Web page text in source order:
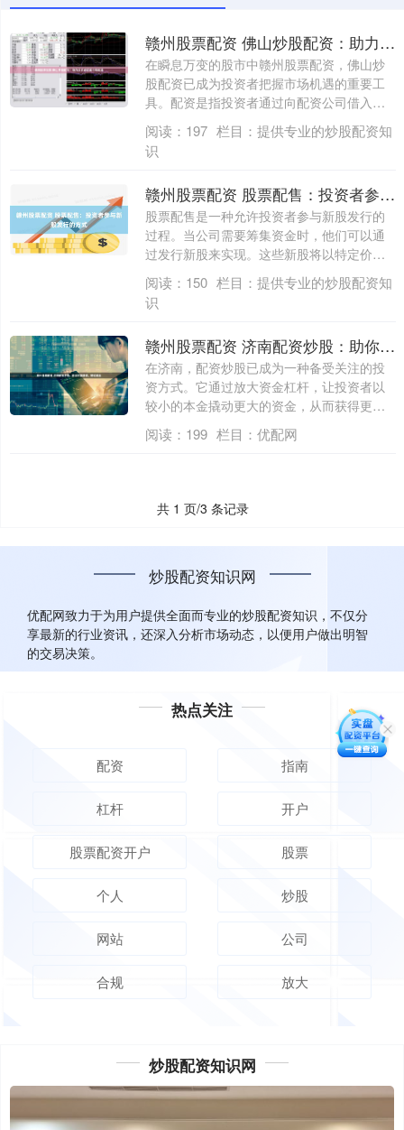
赣州股票配资 佛山炒股配资：助力投资者把握市场机遇
在瞬息万变的股市中赣州股票配资，佛山炒
股配资已成为投资者把握市场机遇的重要工
具。配资是指投资者通过向配资公司借入资
金，扩....
阅读： 197 栏目： 提供专业的炒股配资知
识
赣州股票配资 股票配售：投资者参与新股发行的方式
股票配售是一种允许投资者参与新股发行的
过程。当公司需要筹集资金时，他们可以通
过发行新股来实现。这些新股将以特定价格
出售给....
阅读： 150 栏目： 提供专业的炒股配资知
识
赣州股票配资 济南配资炒股：助你财富增值，轻松掘金
在济南，配资炒股已成为一种备受关注的投
资方式。它通过放大资金杠杆，让投资者以
较小的本金撬动更大的资金，从而获得更高
的收益....
阅读： 199 栏目： 优配网
共 1 页/3 条记录
炒股配资知识网
优配网致力于为用户提供全面而专业的炒股配资知识，不仅分
享最新的行业资讯，还深入分析市场动态，以便用户做出明智
的交易决策。
热点关注
配资 指南
杠杆 开户
股票配资开户 股票
个人 炒股
网站 公司
合规 放大
炒股配资知识网